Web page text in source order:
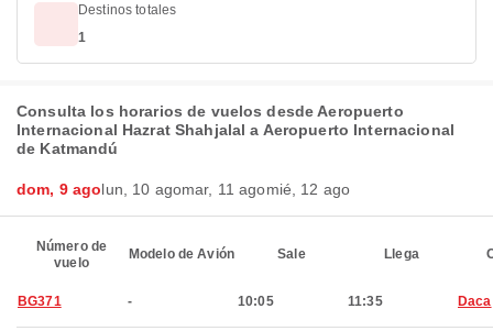
Destinos totales
1
Consulta los horarios de vuelos desde Aeropuerto
Internacional Hazrat Shahjalal a Aeropuerto Internacional
de Katmandú
dom, 9 agolun, 10 agomar, 11 agomié, 12 ago
Número de
vuelo
Modelo de Avión Sale Llega
BG371 - 10:05 11:35 Daca